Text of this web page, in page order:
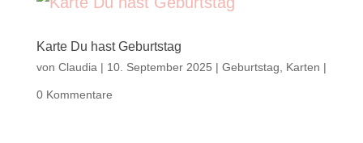
Karte Du hast Geburtstag
von Claudia | 10. September 2025 | Geburtstag Karten |
0 Kommentare